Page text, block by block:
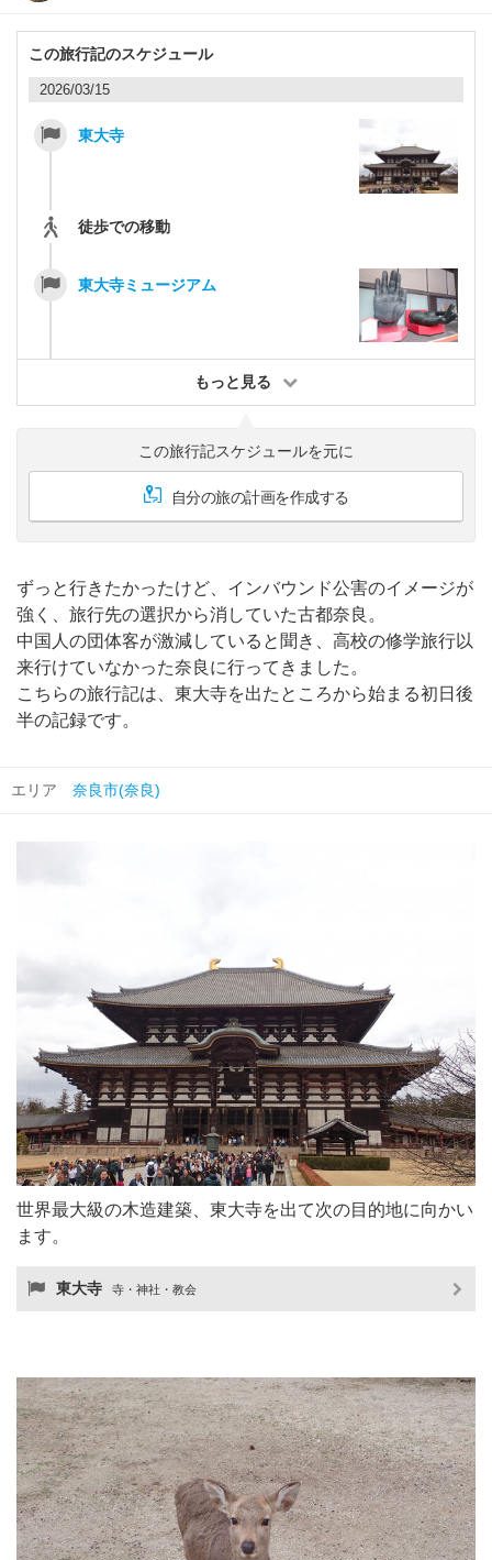
この旅行記のスケジュール
2026/03/15
東大寺
徒歩での移動
東大寺ミュージアム
もっと見る
この旅行記スケジュールを元に
自分の旅の計画を作成する
ずっと行きたかったけど、インバウンド公害のイメージが
強く、旅行先の選択から消していた古都奈良。
中国人の団体客が激減していると聞き、高校の修学旅行以
来行けていなかった奈良に行ってきました。
こちらの旅行記は、東大寺を出たところから始まる初日後
半の記録です。
エリア 奈良市(奈良)
世界最大級の木造建築、東大寺を出て次の目的地に向かい
ます。
東大寺 寺・神社・教会